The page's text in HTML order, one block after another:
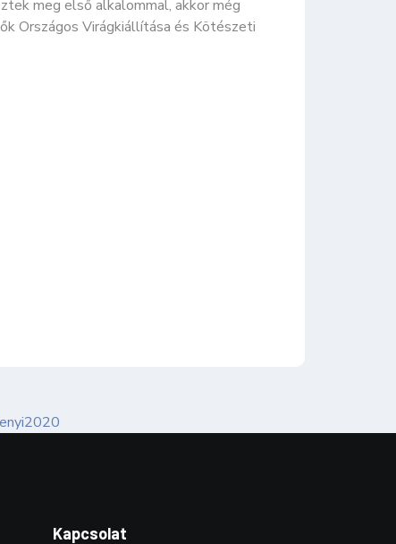
meg első alkalommal, akkor még
Országos Virágkiállítása és Kötészeti
Kapcsolat